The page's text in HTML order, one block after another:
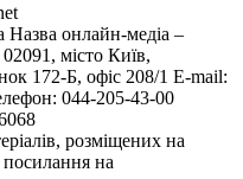
Назва онлайн-медіа –
місто Київ,
172-Б, офіс 208/1 E-mail:
044-205-43-00
розміщених на
посилання на